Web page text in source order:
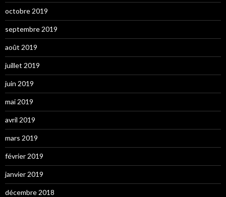
octobre 2019
septembre 2019
août 2019
juillet 2019
juin 2019
mai 2019
avril 2019
mars 2019
février 2019
janvier 2019
décembre 2018